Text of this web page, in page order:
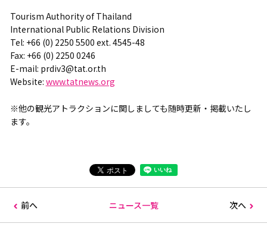
Tourism Authority of Thailand
International Public Relations Division
Tel: +66 (0) 2250 5500 ext. 4545-48
Fax: +66 (0) 2250 0246
E-mail: prdiv3@tat.or.th
Website: www.tatnews.org
※他の観光アトラクションに関しましても随時更新・掲載いたし
ます。
前へ ニュース一覧 次へ